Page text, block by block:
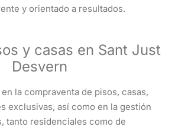
y orientado a resultados.
y casas en Sant Just
Desvern
la compraventa de pisos, casas,
exclusivas, así como en la gestión
tanto residenciales como de